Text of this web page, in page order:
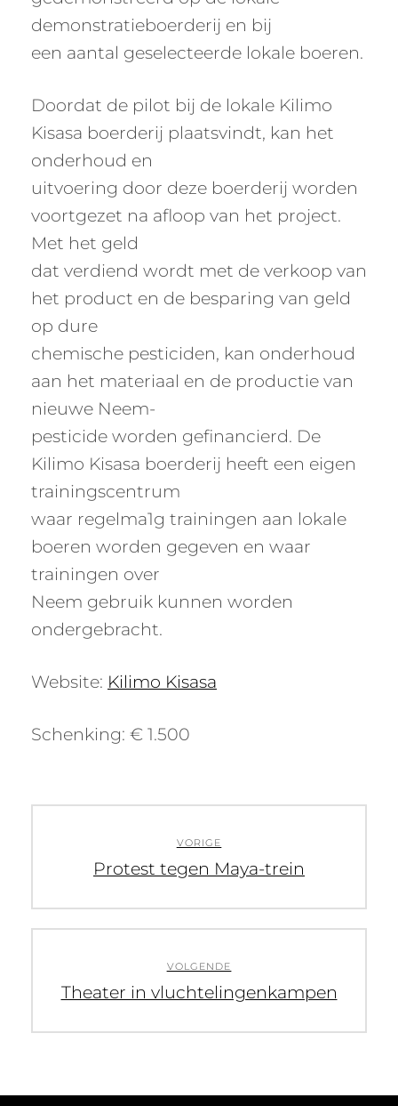
demonstratieboerderij en bij
een aantal geselecteerde lokale boeren.
Doordat de pilot bij de lokale Kilimo
Kisasa boerderij plaatsvindt, kan het
onderhoud en
uitvoering door deze boerderij worden
voortgezet na afloop van het project.
Met het geld
dat verdiend wordt met de verkoop van
het product en de besparing van geld
op dure
chemische pesticiden, kan onderhoud
aan het materiaal en de productie van
nieuwe Neem-
pesticide worden gefinancierd. De
Kilimo Kisasa boerderij heeft een eigen
trainingscentrum
waar regelma1g trainingen aan lokale
boeren worden gegeven en waar
trainingen over
Neem gebruik kunnen worden
ondergebracht.
Website: Kilimo Kisasa
Schenking: € 1.500
VORIGE
Vorig
Protest tegen Maya-trein
VOLGENDE
Volgend
Theater in vluchtelingenkampen